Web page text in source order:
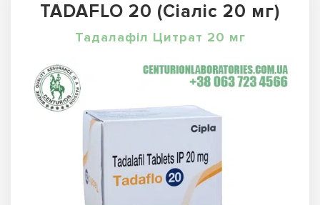
TADAFLO 20 (Сіаліс 20 мг)
Тадалафіл Цитрат 20 мг